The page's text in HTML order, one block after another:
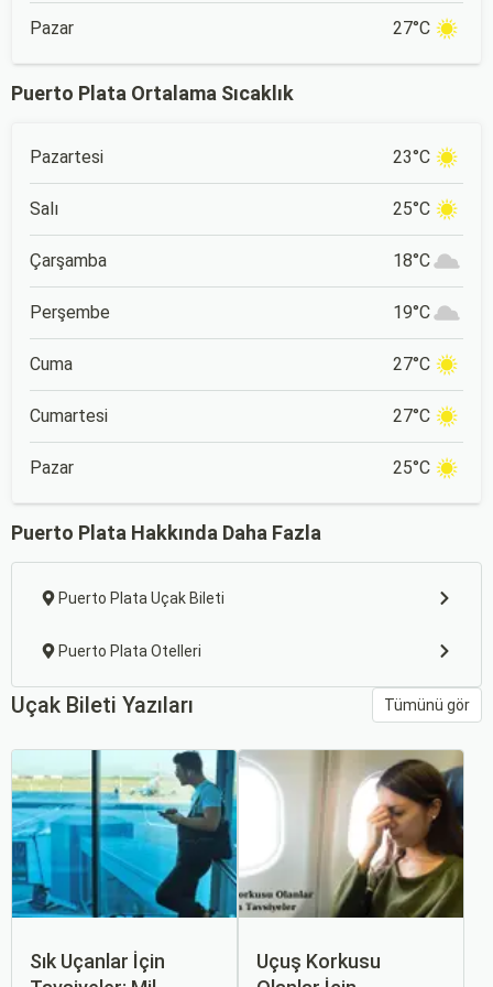
Pazar 27°C
Puerto Plata Ortalama Sıcaklık
Pazartesi 23°C
Salı 25°C
Çarşamba 18°C
Perşembe 19°C
Cuma 27°C
Cumartesi 27°C
Pazar 25°C
Puerto Plata Hakkında Daha Fazla
Puerto Plata Uçak Bileti
Puerto Plata Otelleri
Uçak Bileti Yazıları Tümünü gör
Sık Uçanlar İçin
Uçuş Korkusu